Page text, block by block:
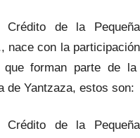
Crédito de la Pequeña
nace con la participación
forman parte de la
de Yantzaza, estos son:
Crédito de la Pequeña